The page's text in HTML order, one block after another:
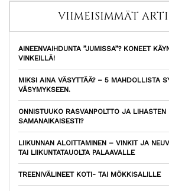
VIIMEISIMMÄT
AINEENVAIHDUNTA ”JUMISSA”? KONEET
VINKEILLÄ!
MIKSI AINA VÄSYTTÄÄ? – 5 MAHDOLLISTA
VÄSYMYKSEEN.
ONNISTUUKO RASVANPOLTTO JA LIHASTEN
SAMANAIKAISESTI?
LIIKUNNAN ALOITTAMINEN – VINKIT JA
TAI LIIKUNTATAUOLTA PALAAVALLE
TREENIVÄLINEET KOTI- TAI MÖKKISALILLE